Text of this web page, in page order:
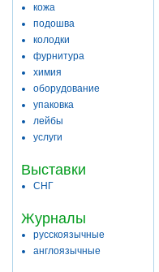
кожа
подошва
колодки
фурнитура
химия
оборудование
упаковка
лейбы
услуги
Выставки
СНГ
Журналы
русскоязычные
англоязычные